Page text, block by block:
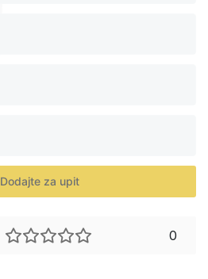
Dodajte za upit
0